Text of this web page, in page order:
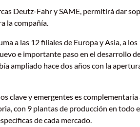
Deutz-Fahr y SAME, permitirá dar
la compañía.
a las 12 filiales de Europa y Asia, a
e importante paso en el desarrollo
ampliado hace dos años con la
clave y emergentes es
con 9 plantas de producción en
de cada mercado.